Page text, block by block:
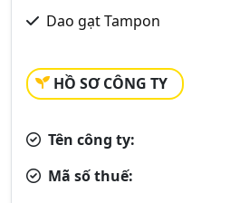
Dao gạt Tampon
HỒ SƠ CÔNG TY
Tên công ty:
Mã số thuế: